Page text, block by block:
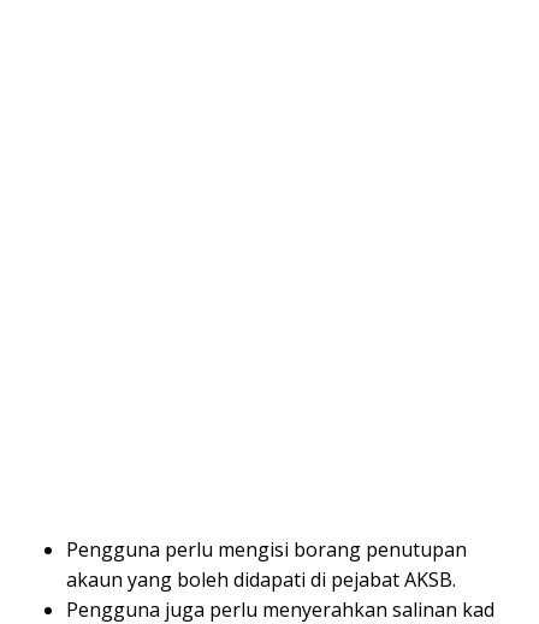
Pengguna perlu mengisi borang penutupan
akaun yang boleh didapati di pejabat AKSB.
Pengguna juga perlu menyerahkan salinan kad